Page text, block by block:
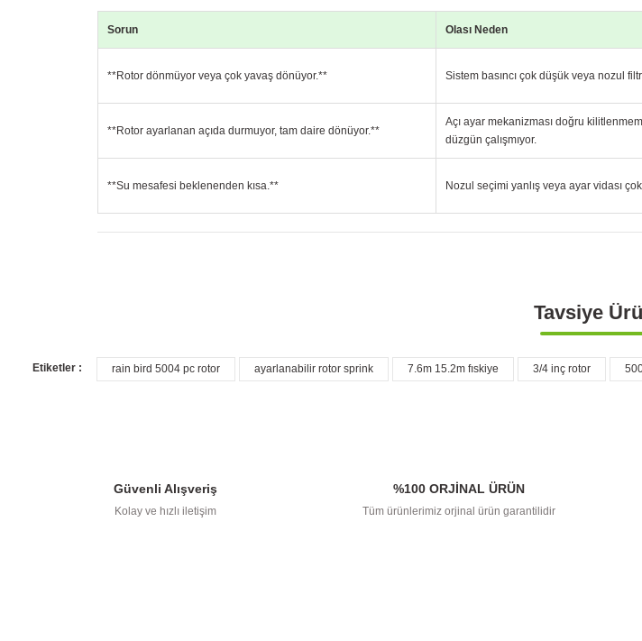
Sorun Olası Neden
**Rotor dönmüyor veya çok yavaş dönüyor.** Sistem basıncı çok düşük veya nozul
**Rotor ayarlanan açıda durmuyor, tam daire dönüyor.**
Açı ayar mekanizması doğru
düzgün çalışmıyor.
**Su mesafesi beklenenden kısa.** Nozul seçimi yanlış veya ayar vidası çok
Bu ürünün fiyat bilgisi, resim, ürün açıklamalarında ve diğer konularda yetersiz
Bu ürüne benzer farklı alternatifler olmalı.
Tavsiye
Etiketler : rain bird 5004 pc rotor ayarlanabilir rotor sprink 7.6m 15.2m fıskiye 3/4 inç rotor
Güvenli Alışveriş
Kolay ve hızlı iletişim
%100 ORJİNAL ÜRÜN
Tüm ürünlerimiz orjinal ürün garantilidir